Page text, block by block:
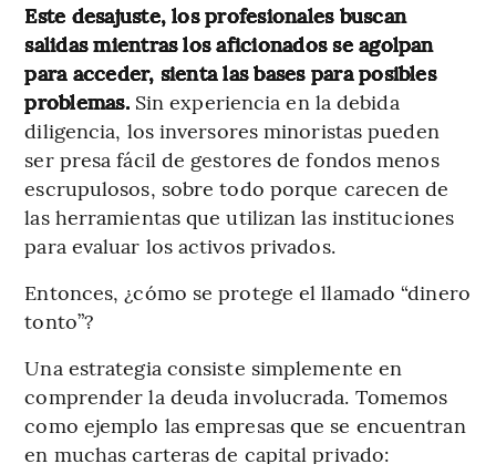
Este desajuste, los profesionales buscan
salidas mientras los aficionados se agolpan
para acceder, sienta las bases para posibles
problemas.Sin experiencia en la debida
diligencia, los inversores minoristas pueden
ser presa fácil de gestores de fondos menos
escrupulosos, sobre todo porque carecen de
las herramientas que utilizan las instituciones
para evaluar los activos privados.
Entonces, ¿cómo se protege el llamado “dinero
tonto”?
Una estrategia consiste simplemente en
comprender la deuda involucrada. Tomemos
como ejemplo las empresas que se encuentran
en muchas carteras de capital privado: